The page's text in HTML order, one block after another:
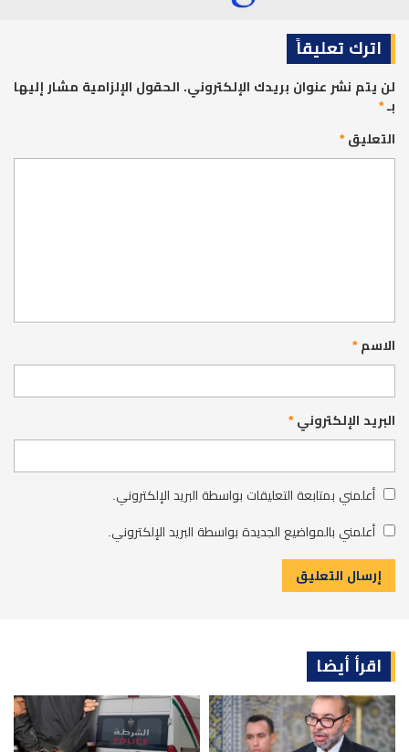
اترك تعليقاً
لن يتم نشر عنوان بريدك الإلكتروني. الحقول الإلزامية مشار إليها
بـ*
التعليق*
الاسم*
البريد الإلكتروني*
أعلمني بمتابعة التعليقات بواسطة البريد الإلكتروني.
أعلمني بالمواضيع الجديدة بواسطة البريد الإلكتروني.
اقرأ أيضا